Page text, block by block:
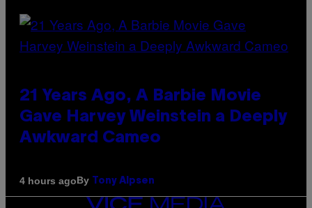
21 Years Ago, A Barbie Movie
Gave Harvey Weinstein a Deeply
Awkward Cameo
4 hours agoBy Tony Alpsen
VICE